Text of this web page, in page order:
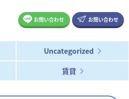
お問い合わせ お問い合わせ
Uncategorized
賃貸